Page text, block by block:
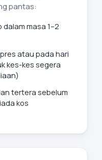
pantas:
masa 1–2
atau pada hari
kes-kes segera
tertera sebelum
kos